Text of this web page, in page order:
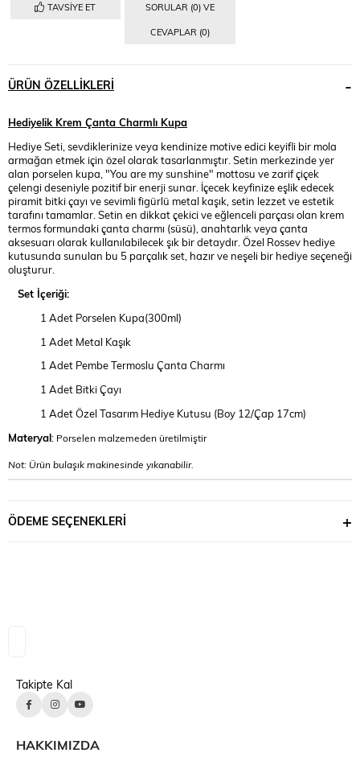
TAVSIYE ET SORULAR (0) VE
CEVAPLAR (0)
ÜRÜN ÖZELLIKLERI
Hediyelik Krem Çanta Charmlı Kupa
Hediye Seti, sevdiklerinize veya kendinize motive edici keyifli bir mola
armağan etmek için özel olarak tasarlanmıştır. Setin merkezinde yer
alan porselen kupa, "You are my sunshine" mottosu ve zarif çiçek
çelengi deseniyle pozitif bir enerji sunar. İçecek keyfinize eşlik edecek
piramit bitki çayı ve sevimli figürlü metal kaşık, setin lezzet ve estetik
tarafını tamamlar. Setin en dikkat çekici ve eğlenceli parçası olan krem
termos formundaki çanta charmı (süsü), anahtarlık veya çanta
aksesuarı olarak kullanılabilecek şık bir detaydır. Özel Rossev hediye
kutusunda sunulan bu 5 parçalık set, hazır ve neşeli bir hediye seçeneği
oluşturur.
Set İçeriği:
1 Adet Porselen Kupa(300ml)
1 Adet Metal Kaşık
1 Adet Pembe Termoslu Çanta Charmı
1 Adet Bitki Çayı
1 Adet Özel Tasarım Hediye Kutusu (Boy 12/Çap 17cm)
Materyal: Porselen malzemeden üretilmiştir
Not: Ürün bulaşık makinesinde yıkanabilir.
ÖDEME SEÇENEKLERI
Takipte Kal
HAKKIMIZDA